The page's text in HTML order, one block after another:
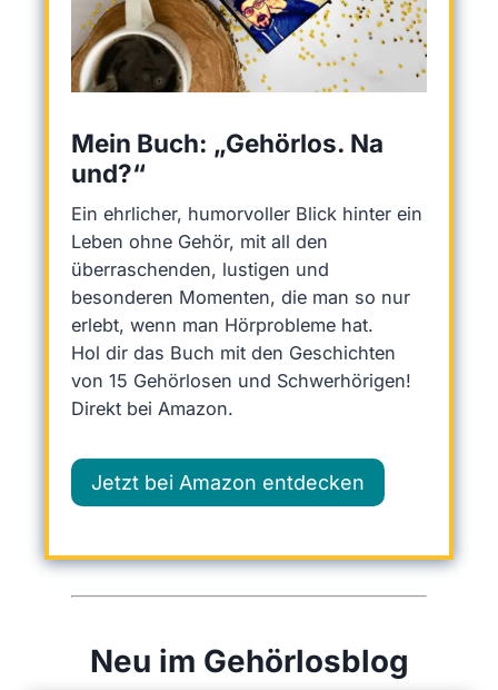
Mein Buch: „Gehörlos. Na
und?“
Ein ehrlicher, humorvoller Blick hinter ein
Leben ohne Gehör, mit all den
überraschenden, lustigen und
besonderen Momenten, die man so nur
erlebt, wenn man Hörprobleme hat.
Hol dir das Buch mit den Geschichten
von 15 Gehörlosen und Schwerhörigen!
Direkt bei Amazon.
Jetzt bei Amazon entdecken
Neu im Gehörlosblog